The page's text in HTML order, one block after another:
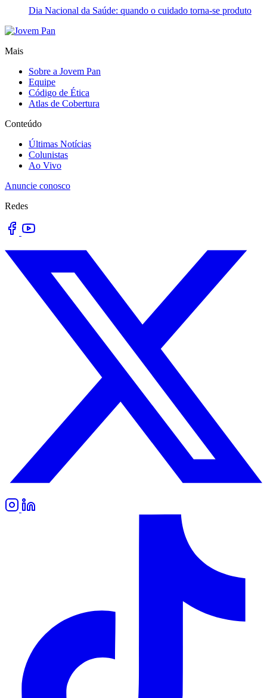
Dia Nacional da Saúde: quando o cuidado torna-se produto
Mais
Sobre a Jovem Pan
Equipe
Código de Ética
Atlas de Cobertura
Conteúdo
Últimas Notícias
Colunistas
Ao Vivo
Anuncie conosco
Redes